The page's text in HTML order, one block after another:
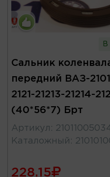
В
Сальник
передний ВАЗ-
2121-21213-21214-
(40*56*7) Брт
Артикул :
Каталожный :
228.15